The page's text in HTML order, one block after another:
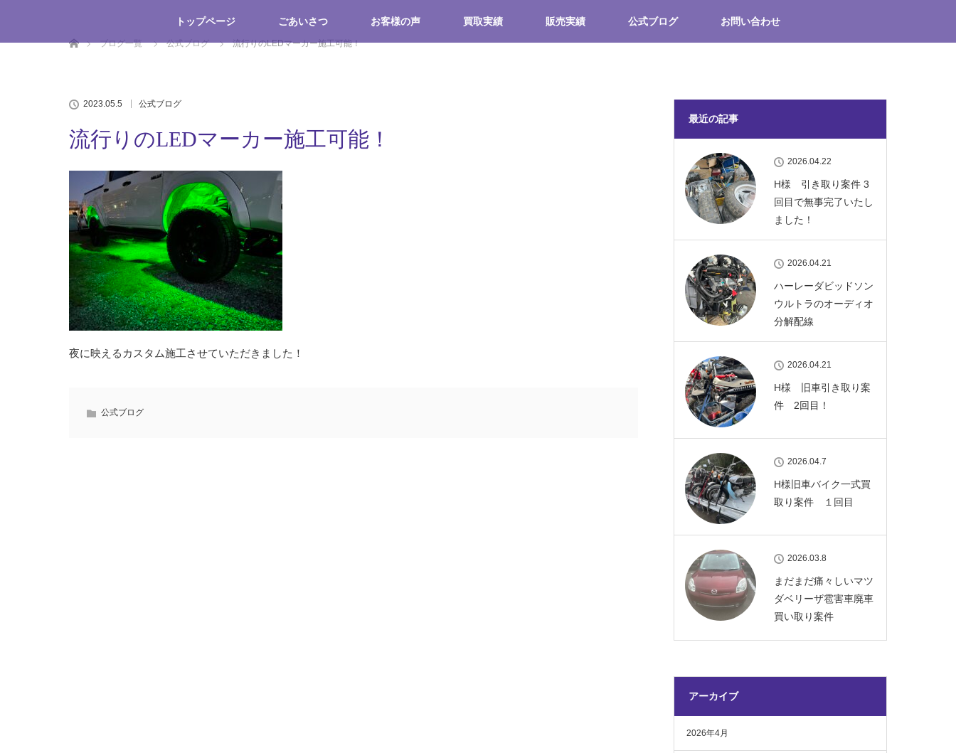
トップページ ごあいさつ お客様の声 買取実績 販売実績 公式ブログ お問い合わせ
ブログ一覧
公式ブログ 流行りのLEDマーカー施工可能！
2023.05.5 公式ブログ
流行りのLEDマーカー施工可能！
夜に映えるカスタム施工させていただきました！
公式ブログ
最近の記事
2026.04.22
H様 引き取り案件 3
回目で無事完了いたし
ました！
2026.04.21
ハーレーダビッドソン
ウルトラのオーディオ
分解配線
2026.04.21
H様 旧車引き取り案
件 2回目！
2026.04.7
H様旧車バイク一式買
取り案件 １回目
2026.03.8
まだまだ痛々しいマツ
ダベリーザ雹害車廃車
買い取り案件
アーカイブ
2026年4月